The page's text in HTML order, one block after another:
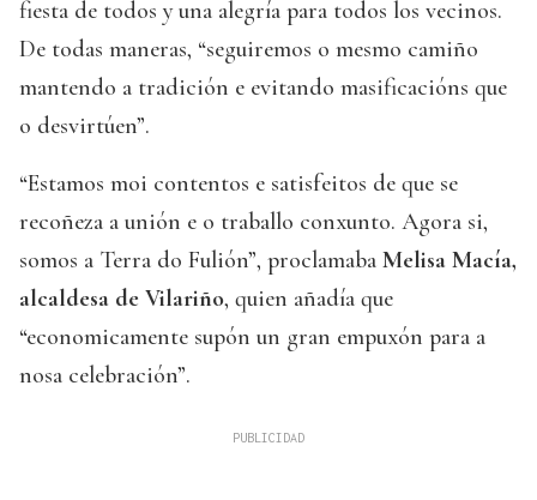
fiesta de todos y una alegría para todos los vecinos.
De todas maneras, “seguiremos o mesmo camiño
mantendo a tradición e evitando masificacións que
o desvirtúen”.
“Estamos moi contentos e satisfeitos de que se
recoñeza a unión e o traballo conxunto. Agora si,
somos a Terra do Fulión”, proclamaba Melisa Macía,
alcaldesa de Vilariño, quien añadía que
“economicamente supón un gran empuxón para a
nosa celebración”.